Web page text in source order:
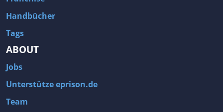
Handbücher
Tags
ABOUT
Jobs
Unterstütze eprison.de
Team